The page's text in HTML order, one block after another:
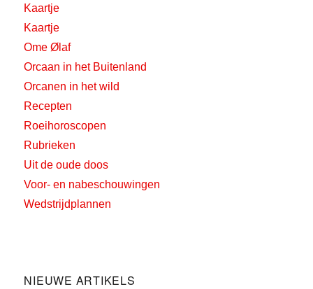
Kaartje
Kaartje
Ome Ølaf
Orcaan in het Buitenland
Orcanen in het wild
Recepten
Roeihoroscopen
Rubrieken
Uit de oude doos
Voor- en nabeschouwingen
Wedstrijdplannen
NIEUWE ARTIKELS